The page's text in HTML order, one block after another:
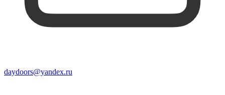
daydoors@yandex.ru